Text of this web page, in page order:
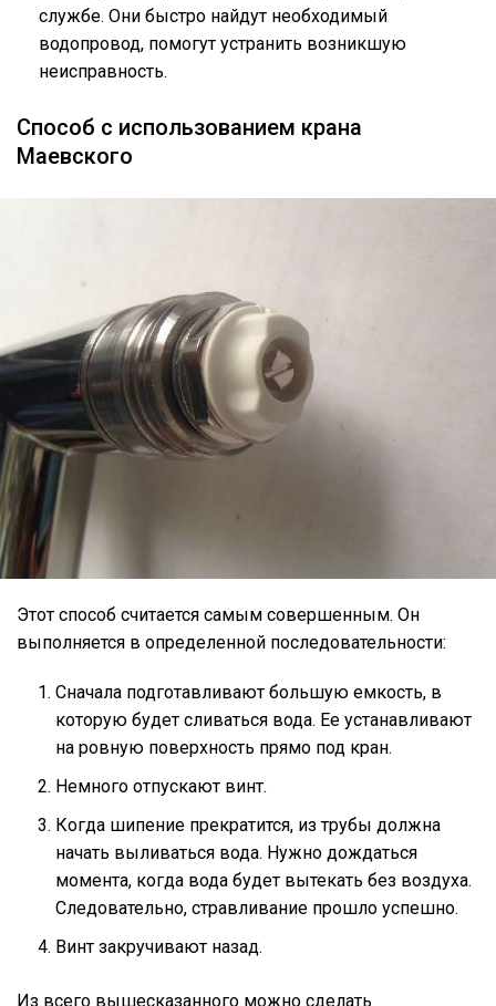
службе. Они быстро найдут необходимый
водопровод, помогут устранить возникшую
неисправность.
Способ с использованием крана
Маевского
Этот способ считается самым совершенным. Он
выполняется в определенной последовательности:
Сначала подготавливают большую емкость, в
которую будет сливаться вода. Ее устанавливают
на ровную поверхность прямо под кран.
Немного отпускают винт.
Когда шипение прекратится, из трубы должна
начать выливаться вода. Нужно дождаться
момента, когда вода будет вытекать без воздуха.
Следовательно, стравливание прошло успешно.
Винт закручивают назад.
Из всего вышесказанного можно сделать